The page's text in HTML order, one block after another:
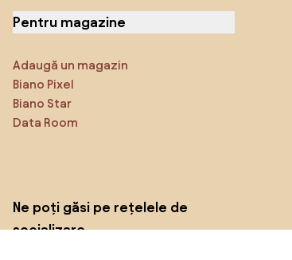
Pentru magazine
Adaugă un magazin
Biano Pixel
Biano Star
Data Room
Ne poți găsi pe rețelele de
socializare